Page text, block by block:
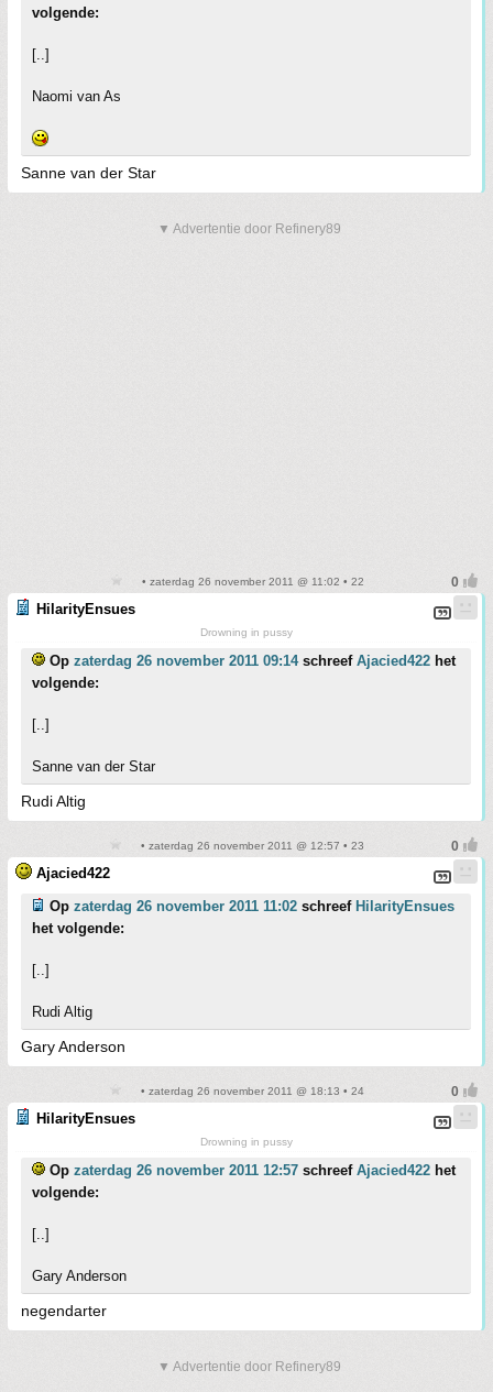
volgende:
[..]
Naomi van As
Sanne van der Star
▼ Advertentie door Refinery89
• zaterdag 26 november 2011 @ 11:02 • 22
HilarityEnsues
Drowning in pussy
Op zaterdag 26 november 2011 09:14schreef Ajacied422 het
volgende:
[..]
Sanne van der Star
Rudi Altig
• zaterdag 26 november 2011 @ 12:57 • 23
Ajacied422
Op zaterdag 26 november 2011 11:02 schreef HilarityEnsues
het volgende:
[..]
Rudi Altig
Gary Anderson
• zaterdag 26 november 2011 @ 18:13 • 24
HilarityEnsues
Drowning in pussy
Op zaterdag 26 november 2011 12:57 schreef Ajacied422 het
volgende:
[..]
Gary Anderson
negendarter
▼ Advertentie door Refinery89